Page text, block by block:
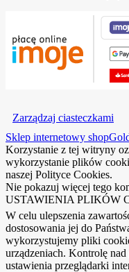
Zarządzaj ciasteczkami
Sklep internetowy
Korzystanie z tej witryny
wykorzystanie plików
naszej Polityce Cookies.
Nie pokazuj więcej tego
USTAWIENIA PLIKÓW
W celu ulepszenia
dostosowania jej do
wykorzystujemy pliki
urządzeniach. Kontrolę
ustawienia przeglądarki